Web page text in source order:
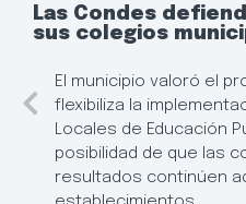
Las Condes
sus colegios
El municipio valoró el
flexibiliza la
Locales de Educación
posibilidad de que las
resultados continúen